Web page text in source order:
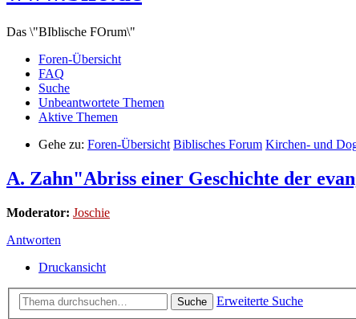
Das \"BIblische FOrum\"
Foren-Übersicht
FAQ
Suche
Unbeantwortete Themen
Aktive Themen
Gehe zu: Foren-Übersicht Biblisches Forum Kirchen- und
A. Zahn"Abriss einer Geschichte der
Moderator: Joschie
Antworten
Druckansicht
Suche
Erweiterte Suche